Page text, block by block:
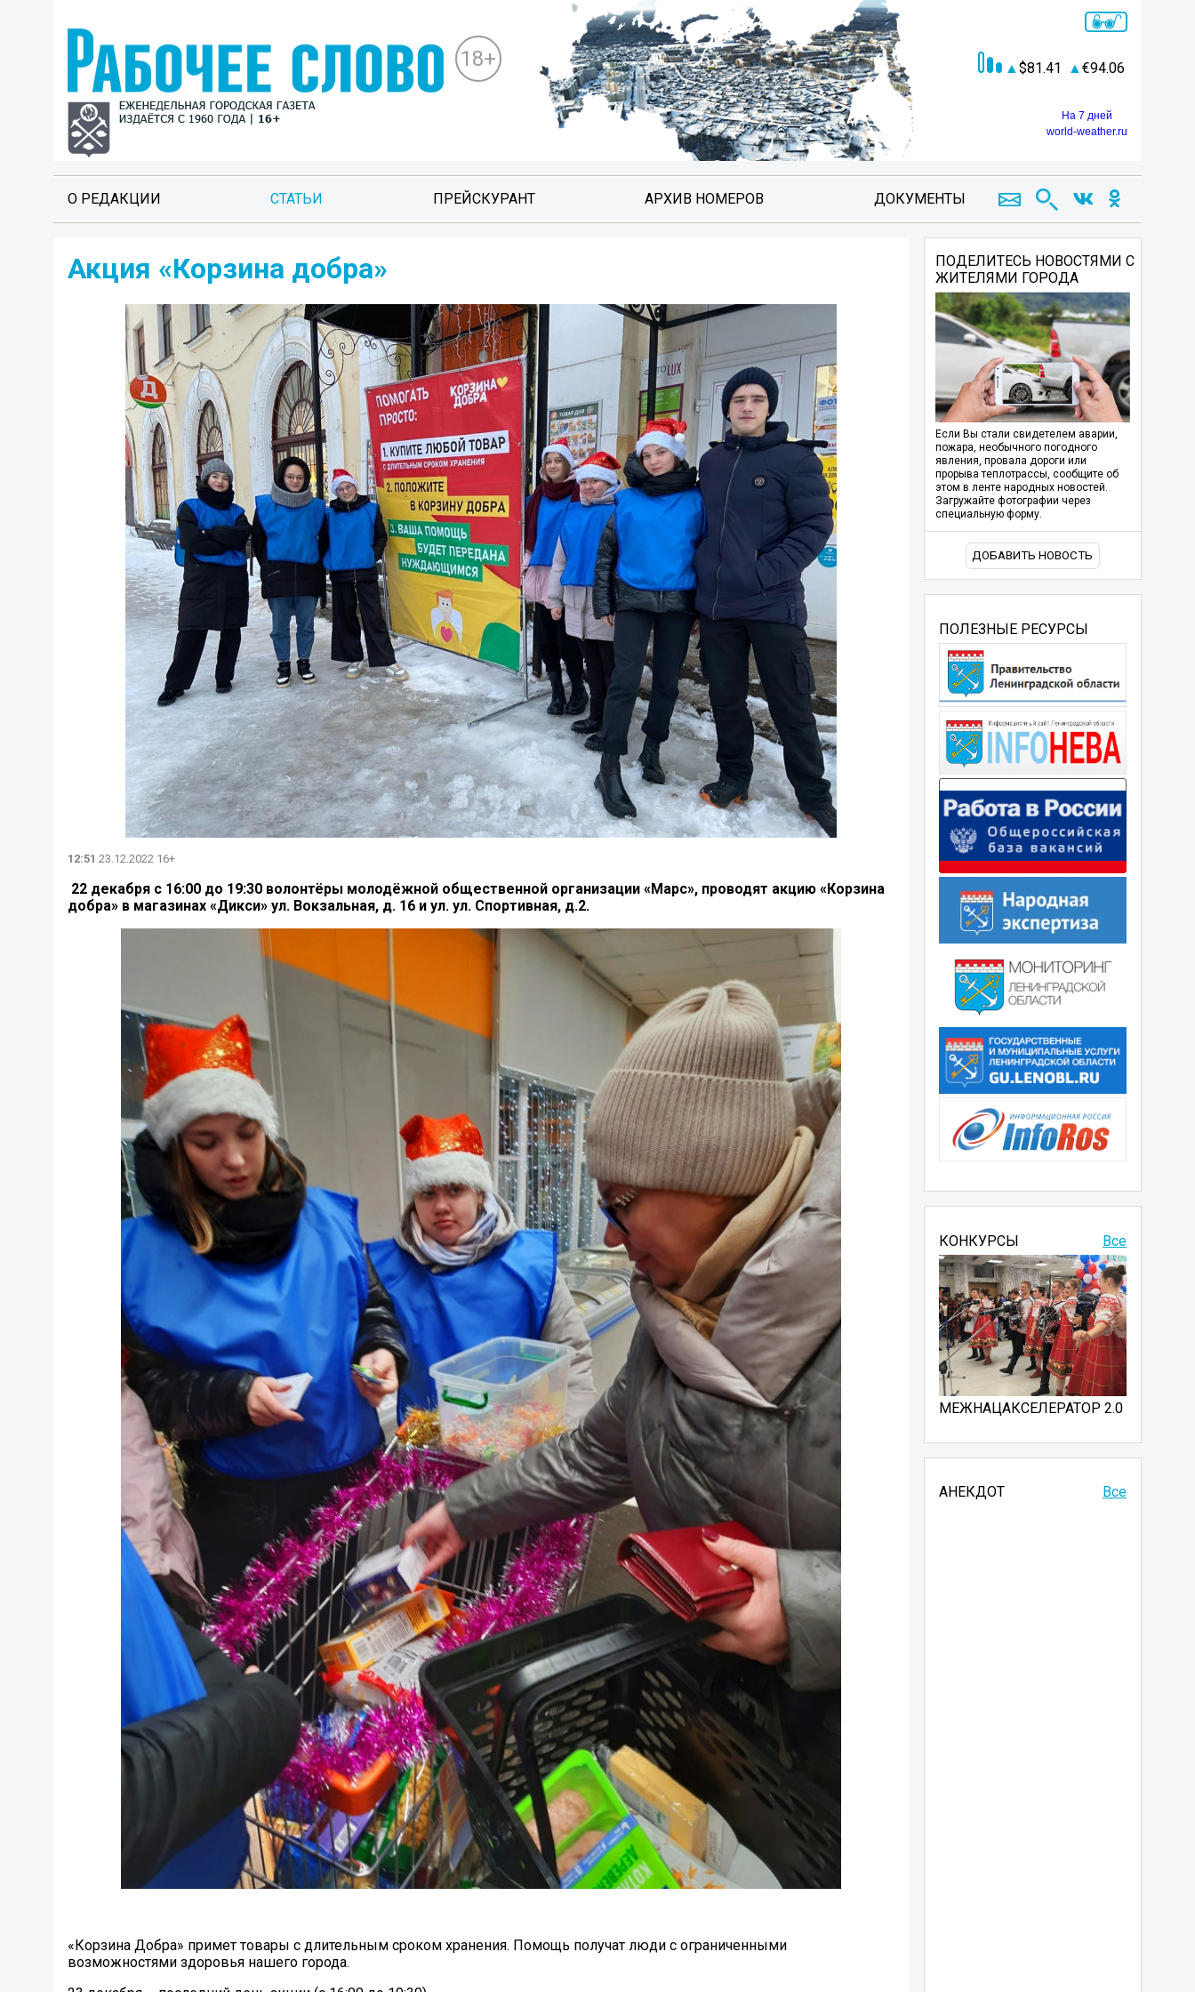
18+ 81.41 94.06
На 7 дней
world-weather.ru
О РЕДАКЦИИ СТАТЬИ ПРЕЙСКУРАНТ АРХИВ НОМЕРОВ ДОКУМЕНТЫ
Акция «Корзина добра»
12:51 23.12.2022 16+
22 декабря с 16:00 до 19:30 волонтёры молодёжной общественной организации «Марс», проводят акцию «Корзина
добра» в магазинах «Дикси» ул. Вокзальная, д. 16 и ул. ул. Спортивная, д.2.
«Корзина Добра» примет товары с длительным сроком хранения. Помощь получат люди с ограниченными
возможностями здоровья нашего города.
ПОДЕЛИТЕСЬ НОВОСТЯМИ С
ЖИТЕЛЯМИ ГОРОДА
Если Вы стали свидетелем аварии,
пожара, необычного погодного
явления, провала дороги или
прорыва теплотрассы, сообщите об
этом в ленте народных новостей.
Загружайте фотографии через
специальную форму.
ДОБАВИТЬ НОВОСТЬ
ПОЛЕЗНЫЕ РЕСУРСЫ
Все
КОНКУРСЫ
МЕЖНАЦАКСЕЛЕРАТОР 2.0
АНЕКДОТ Все